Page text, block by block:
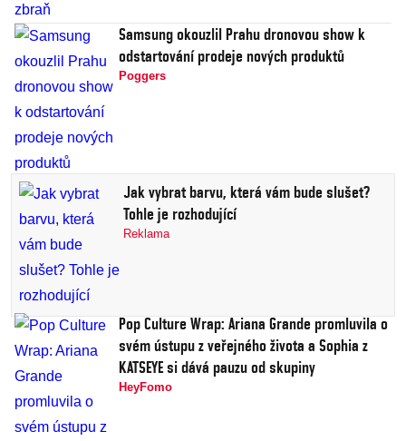
Samsung okouzlil Prahu dronovou show k
odstartování prodeje nových produktů
Poggers
Jak vybrat barvu, která vám bude slušet?
Tohle je rozhodující
Reklama
Pop Culture Wrap: Ariana Grande promluvila o
svém ústupu z veřejného života a Sophia z
KATSEYE si dává pauzu od skupiny
HeyFomo